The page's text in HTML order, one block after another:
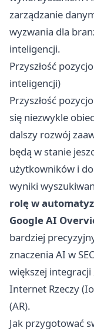
zarządzanie
wyzwania dla
inteligencji.
Przyszłość
inteligencji)
Przyszłość
się niezwykle
dalszy rozwój
będą w stanie
użytkowników i
wyniki
rolę w
Google AI
bardziej
znaczenia AI w
większej
Internet Rzeczy
(AR).
Jak przygotować